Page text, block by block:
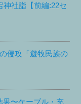
神社詣【前編:22セ
侵攻「遊牧民族の
果〜ケーブル・充